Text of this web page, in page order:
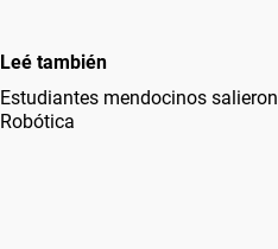
Leé también
Estudiantes mendocinos
Robótica